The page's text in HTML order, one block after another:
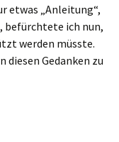
etwas „Anleitung“,
befürchtete ich nun,
werden müsste.
diesen Gedanken zu